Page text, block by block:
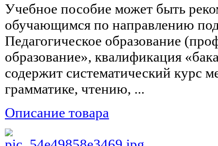
Учебное пособие может быть
обучающимся по направлению
Педагогическое образование
образование», квалификация
содержит систематический курс
грамматике, чтению, ...
Описание товара